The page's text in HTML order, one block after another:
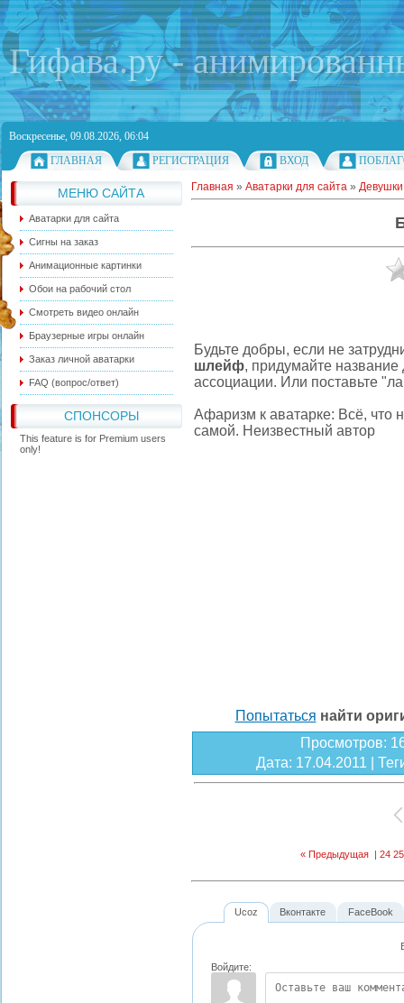
Гифава.ру -
Воскресенье, 09.08.2026, 06:04
ГЛАВНАЯ
РЕГИСТРАЦИЯ ВХОД
МЕНЮ САЙТА
Аватарки для сайта
Сигны на заказ
Анимационные картинки
Обои на рабочий стол
Смотреть видео онлайн
Браузерные игры онлайн
Заказ личной аватарки
FAQ (вопрос/ответ)
СПОНСОРЫ
This feature is for Premium users
only!
Главная » Аватарки для сайта »
Будьте добры, если не
шлейф, придумайте
ассоциации. Или поставьте
Афаризм к аватарке: Всё, что
самой. Неизвестный автор
Попытаться найти
Просмотров:
Дата: 17.04.2011 |
« Предыдущая | 24 25
Ucoz
Войдите:
Вконтакте FaceBook